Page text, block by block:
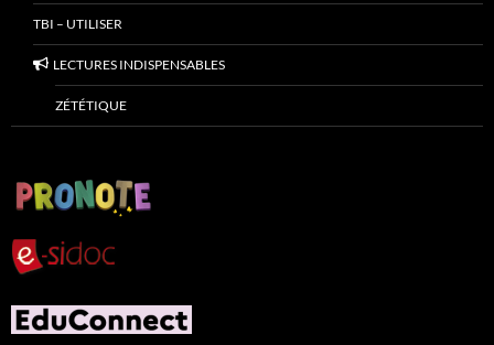
TBI – UTILISER
LECTURES INDISPENSABLES
ZÉTÉTIQUE